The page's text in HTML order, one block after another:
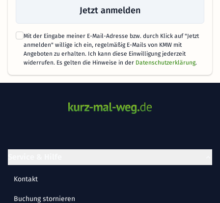
Jetzt anmelden
Mit der Eingabe meiner E-Mail-Adresse bzw. durch Klick auf "Jetzt
anmelden" willige ich ein, regelmäßig E-Mails von KMW mit
Angeboten zu erhalten. Ich kann diese Einwilligung jederzeit
widerrufen. Es gelten die Hinweise in der Datenschutzerklärung.
Kontakt
Buchung stornieren